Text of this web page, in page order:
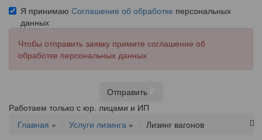
Я принимаю Соглашение об обработке персональных
данных
Чтобы отправить заявку примите соглашение об
обработке персональных данных
Отправить
Работаем только с юр. лицами и ИП
Главная » Услуги лизинга » Лизинг вагонов